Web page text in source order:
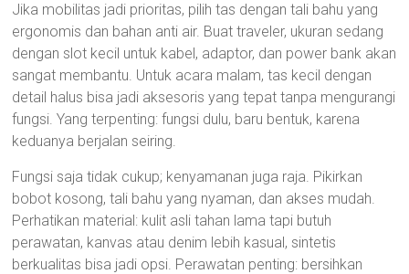
Jika mobilitas jadi prioritas, pilih tas dengan tali bahu yang
ergonomis dan bahan anti air. Buat traveler, ukuran sedang
dengan slot kecil untuk kabel, adaptor, dan power bank akan
sangat membantu. Untuk acara malam, tas kecil dengan
detail halus bisa jadi aksesoris yang tepat tanpa mengurangi
fungsi. Yang terpenting: fungsi dulu, baru bentuk, karena
keduanya berjalan seiring.
Fungsi saja tidak cukup; kenyamanan juga raja. Pikirkan
bobot kosong, tali bahu yang nyaman, dan akses mudah.
Perhatikan material: kulit asli tahan lama tapi butuh
perawatan, kanvas atau denim lebih kasual, sintetis
berkualitas bisa jadi opsi. Perawatan penting: bersihkan